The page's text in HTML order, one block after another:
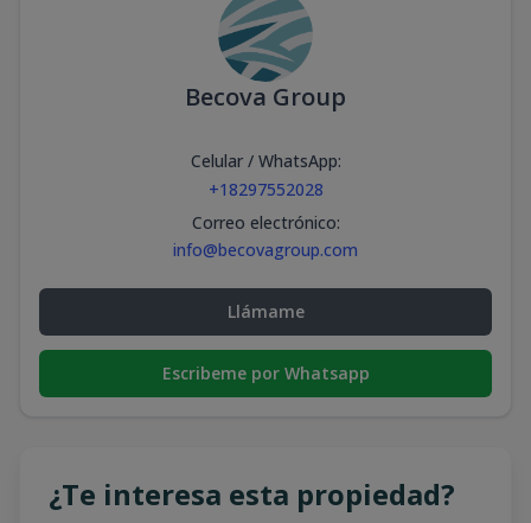
Becova Group
Celular / WhatsApp:
+18297552028
Correo electrónico:
info@becovagroup.com
Llámame
Escribeme por Whatsapp
¿Te interesa esta propiedad?